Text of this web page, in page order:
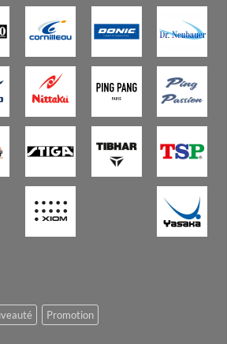
Promotion